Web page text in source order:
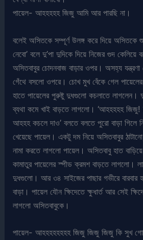
পায়েল- আহহহহহ জিজু আমি আর পারছি না।
বলেই অসিতকে সম্পূর্ণ উলঙ্গ করে দিয়ে অসিতকে
নেবো’ বলে দু’পা দুদিকে দিয়ে নিজের গুদ
অসিতবাবুর চোদনবাজ বাড়ার ওপর। অসহ্য
গেঁথে বসলো ওপরে। চোখ মুখ বেঁকে গেল
হাতে পায়েলের পুরুষ্টু দুধগুলো কচলাতে লাগলেন।
ব্যথা কমে খাই বাড়তে লাগলো। ‘আহহহহহ জিজু!
আহহহ কচলে দাও’ বলতে বলতে পুরো বাড়া গিলে
খেয়েছে পায়েল। একটু দম নিয়ে অসিতবাবুর
নামা করতে লাগলো পায়েল। অসিতবাবু হাত
কামাতুর পায়েলের স্পীড ক্রমশ বাড়তে লাগলো।
দুধগুলো। আর ৩৪ সাইজের পাছার গভীরে বারবার
বাড়া। পায়েল যৌন ক্ষিদেতে ক্ষুধার্ত আর সেই
লাগলো অসিতবাবুকে।
পায়েল- আহহহহহহহহ জিজু জিজু জিজু কি সুখ